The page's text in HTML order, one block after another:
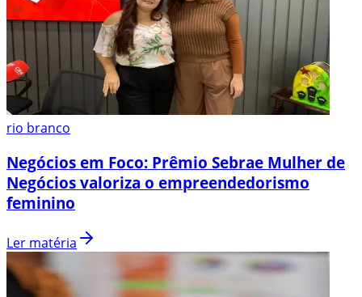
rio branco
Negócios em Foco: Prêmio Sebrae Mulher de
Negócios valoriza o empreendedorismo
feminino
Ler matéria